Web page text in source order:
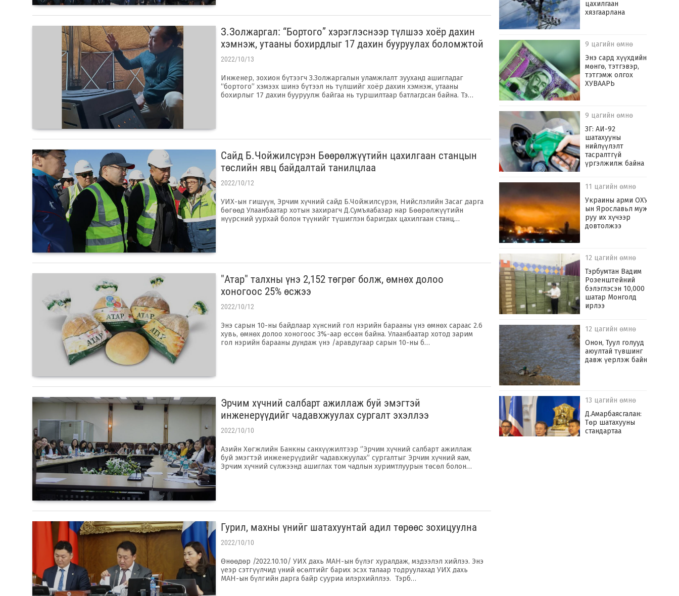
З.Золжаргал: “Бортого” хэрэглэснээр түлшээ хоёр дахин
хэмнэж, утааны бохирдлыг 17 дахин бууруулах боломжтой
2022/10/13
Инженер, зохион бүтээгч З.Золжаргалын уламжлалт зууханд ашигладаг
“бортого” хэмээх шинэ бүтээл нь түлшийг хоёр дахин хэмнэж, утааны
бохирлыг 17 дахин бууруулж байгаа нь туршилтаар батлагдсан байна. Тэ…
Сайд Б.Чойжилсүрэн Бөөрөлжүүтийн цахилгаан станцын
төслийн явц байдалтай танилцлаа
2022/10/12
УИХ-ын гишүүн, Эрчим хүчний сайд Б.Чойжилсүрэн, Нийслэлийн Засаг дарга
бөгөөд Улаанбаатар хотын захирагч Д.Сумъяабазар нар Бөөрөлжүүтийн
нүүрсний уурхай болон түүнийг түшиглэн баригдах цахилгаан станц…
"Атар" талхны үнэ 2,152 төгрөг болж, өмнөх долоо
хоногоос 25% өсжээ
2022/10/12
Энэ сарын 10-ны байдлаар хүнсний гол нэрийн барааны үнэ өмнөх сараас 2.6
хувь, өмнөх долоо хоногоос 3%-аар өссөн байна. Улаанбаатар хотод зарим
гол нэрийн барааны дундаж үнэ /аравдугаар сарын 10-ны б…
Эрчим хүчний салбарт ажиллаж буй эмэгтэй
инженерүүдийг чадавхжуулах сургалт эхэллээ
2022/10/10
Азийн Хөгжлийн Банкны санхүүжилтээр ‘’Эрчим хүчний салбарт ажиллаж
буй эмэгтэй инженерүүдийг чадавхжуулах” сургалтыг Эрчим хүчний яам,
Эрчим хүчний сүлжээнд ашиглах том чадлын хуримтлуурын төсөл болон…
Гурил, махны үнийг шатахуунтай адил төрөөс зохицуулна
2022/10/10
Өнөөдөр /2022.10.10/ УИХ дахь МАН-ын бүлэг хуралдаж, мэдээлэл хийлээ. Энэ
үеэр сэтгүүлчид үний өсөлтийг барих эсэх талаар тодруулахад УИХ дахь
МАН-ын бүлгийн дарга байр сууриа илэрхийллээ. Тэрб…
цахилгаан
хязгаарлана
9 цагийн өмнө
Энэ сард хүүхдийн
мөнгө, тэтгэвэр,
тэтгэмж олгох
ХУВААРЬ
9 цагийн өмнө
ЗГ: АИ-92
шатахууны
нийлүүлэлт
тасралтгүй
үргэлжилж байна
11 цагийн өмнө
Украины арми ОХУ-
ын Ярославьл муж
руу их хүчээр
довтолжээ
12 цагийн өмнө
Тэрбумтан Вадим
Розенштейний
бэлэглэсэн 10,000
шатар Монголд
ирлээ
12 цагийн өмнө
Онон, Туул голууд
аюултай түвшинг
давж үерлэж байна
13 цагийн өмнө
Д.Амарбаясгалан:
Төр шатахууны
стандартаа